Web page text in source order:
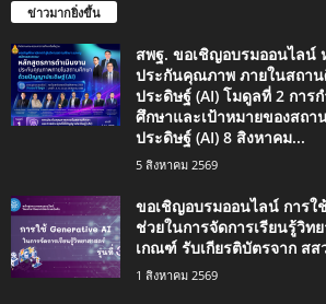
ข่าวมากยิ่งขึ้น
สพฐ. ขอเชิญอบรมออนไลน์
ประกันคุณภาพ ภายในสถา
ประดิษฐ์ (AI) โมดูลที่ 2 การ
ศึกษาและเป้าหมายของสถ
ประดิษฐ์ (AI) 8 สิงหาคม...
5 สิงหาคม 2569
ขอเชิญอบรมออนไลน์ การใ
ช่วยในการจัดการเรียนรู้วิท
เกณฑ์ รับเกียรติบัตรจาก ส
1 สิงหาคม 2569